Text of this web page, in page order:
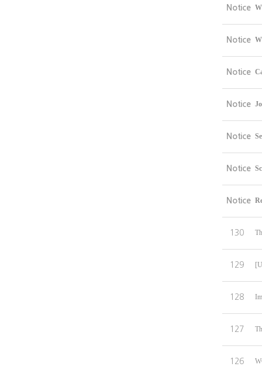
Notice
Notice
Notice
Notice
Notice
Notice
Notice
130
129
128
127
126